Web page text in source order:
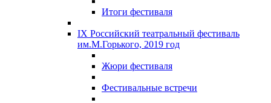
Итоги фестиваля
IX Российский театральный фестиваль
им.М.Горького, 2019 год
Жюри фестиваля
Фестивальные встречи